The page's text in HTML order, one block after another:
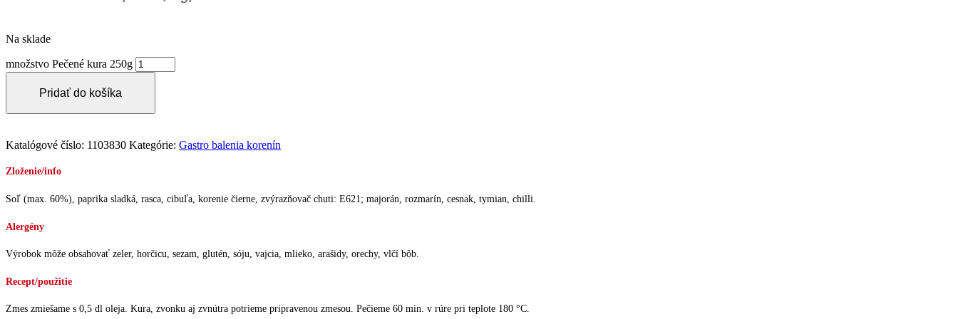
Na sklade
množstvo Pečené kura 250g
Pridať do košíka
Katalógové číslo: 1103830 Kategórie: Gastro balenia korenín
Zloženie/info
Soľ (max. 60%), paprika sladká, rasca, cibuľa, korenie čierne, zvýrazňovač chuti: E621; majorán, rozmarín, cesnak, tymian, chilli.
Alergény
Výrobok môže obsahovať zeler, horčicu, sezam, glutén, sóju, vajcia, mlieko, arašidy, orechy, vlčí bôb.
Recept/použitie
Zmes zmiešame s 0,5 dl oleja. Kura, zvonku aj zvnútra potrieme pripravenou zmesou. Pečieme 60 min. v rúre pri teplote 180 °C.